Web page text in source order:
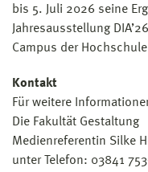
bis 5. Juli 2026 seine
Jahresausstellung
Campus der
Kontakt
Für weitere
Die Fakultät Gestaltung
Medienreferentin Silke
unter Telefon: 03841